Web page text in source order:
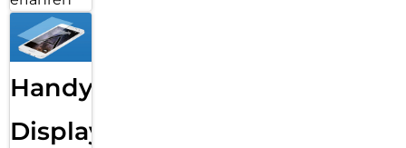
Handy
Displayfolie